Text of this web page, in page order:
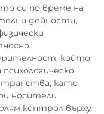
си по време на
дейности,
който
като
носители
контрол върху